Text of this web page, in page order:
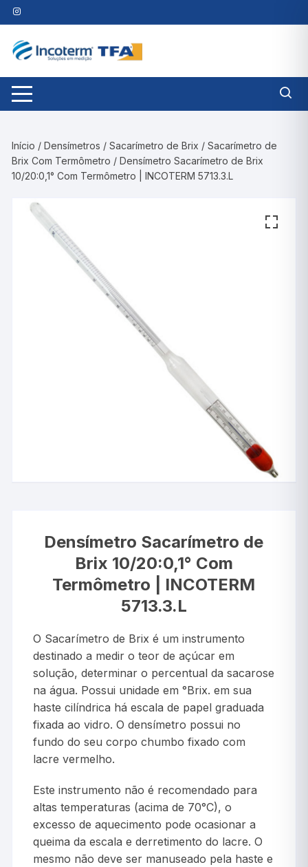
Pular
para
conteúdo
Início /Densímetros /Sacarímetro de Brix /Sacarímetro de
Brix Com Termômetro / Densímetro Sacarímetro de Brix
10/20:0,1° Com Termômetro | INCOTERM 5713.3.L
Densímetro Sacarímetro de
Brix 10/20:0,1° Com
Termômetro | INCOTERM
5713.3.L
O Sacarímetro de Brix é um instrumento
destinado a medir o teor de açúcar em
solução, determinar o percentual da sacarose
na água. Possui unidade em °Brix. em sua
haste cilíndrica há escala de papel graduada
fixada ao vidro. O densímetro possui no
fundo do seu corpo chumbo fixado com
lacre vermelho.
Este instrumento não é recomendado para
altas temperaturas (acima de 70°C), o
excesso de aquecimento pode ocasionar a
queima da escala e derretimento do lacre. O
mesmo não deve ser manuseado pela haste e